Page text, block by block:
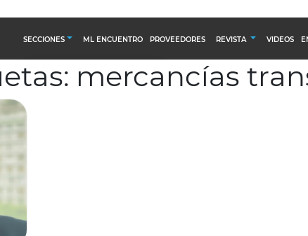
SECCIONES
Abastecimiento y compras
ML ENCUENTRO PROVEEDORES REVISTA
Calendario Editorial
Ediciones Anteriores
VIDEOS
mercancías